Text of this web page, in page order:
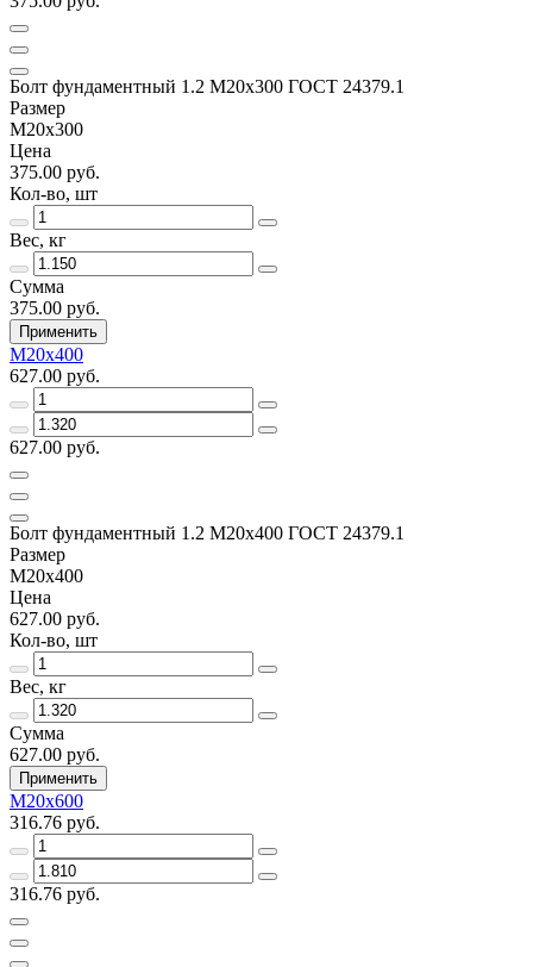
Болт фундаментный 1.2 М20х300 ГОСТ 24379.1
Размер
М20х300
Цена
375.00 руб.
Кол-во, шт
Вес, кг
Сумма
375.00 руб.
Применить
М20х400
627.00 руб.
627.00 руб.
Болт фундаментный 1.2 М20х400 ГОСТ 24379.1
Размер
М20х400
Цена
627.00 руб.
Кол-во, шт
Вес, кг
Сумма
627.00 руб.
Применить
М20х600
316.76 руб.
316.76 руб.